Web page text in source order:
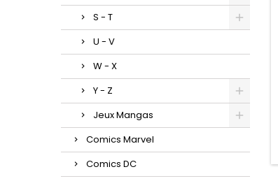
S - T
U - V
W - X
Y - Z
Jeux Mangas
Comics Marvel
Comics DC